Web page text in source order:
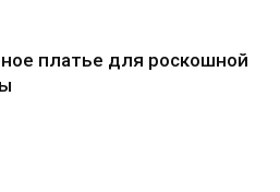
платье для роскошной